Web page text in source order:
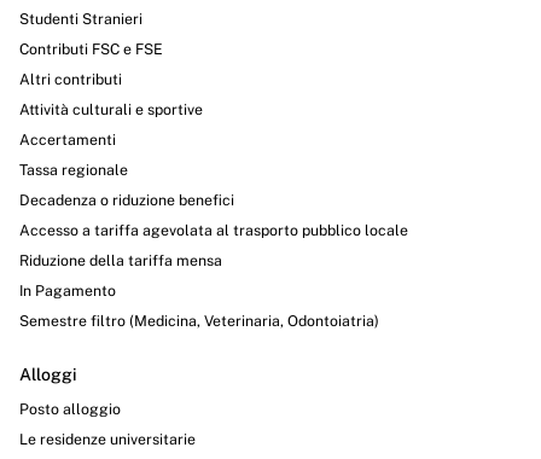
Studenti Stranieri
Contributi FSC e FSE
Altri contributi
Attività culturali e sportive
Accertamenti
Tassa regionale
Decadenza o riduzione benefici
Accesso a tariffa agevolata al trasporto pubblico locale
Riduzione della tariffa mensa
In Pagamento
Semestre filtro (Medicina, Veterinaria, Odontoiatria)
Alloggi
Posto alloggio
Le residenze universitarie